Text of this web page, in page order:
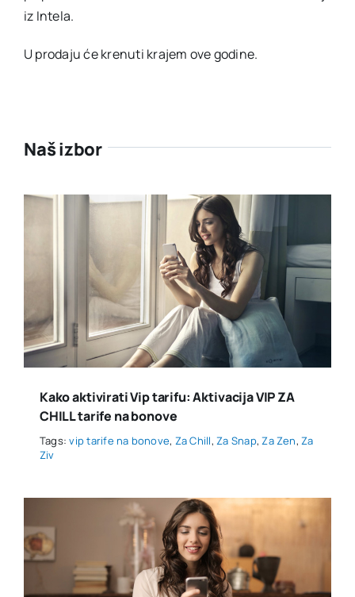
iz Intela.
U prodaju će krenuti krajem ove godine.
Naš izbor
Kako aktivirati Vip tarifu: Aktivacija VIP ZA
CHILL tarife na bonove
Tags:vip tarife na bonove, Za Chill,Za Snap,Za Zen,Za
Ziv